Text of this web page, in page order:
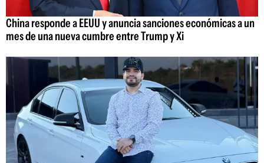
China responde a EEUU y anuncia sanciones económicas a un
mes de una nueva cumbre entre Trump y Xi